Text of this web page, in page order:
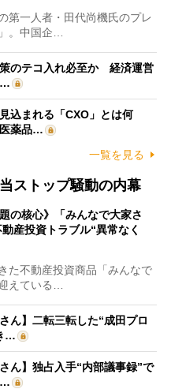
第一人者・田代尚機氏のプレ
。中国企…
のテコ入れ必至か 経済運営
…
込まれる「CXO」とは何
薬品…
一覧を見る
ストップ騒動の内幕
の核心》「みんなで大家さ
産投資トラブル“異常なく
た不動産投資商品「みんなで
えている…
ん】二転三転した“成田プロ
…
ん】独占入手“内部議事録”で
…